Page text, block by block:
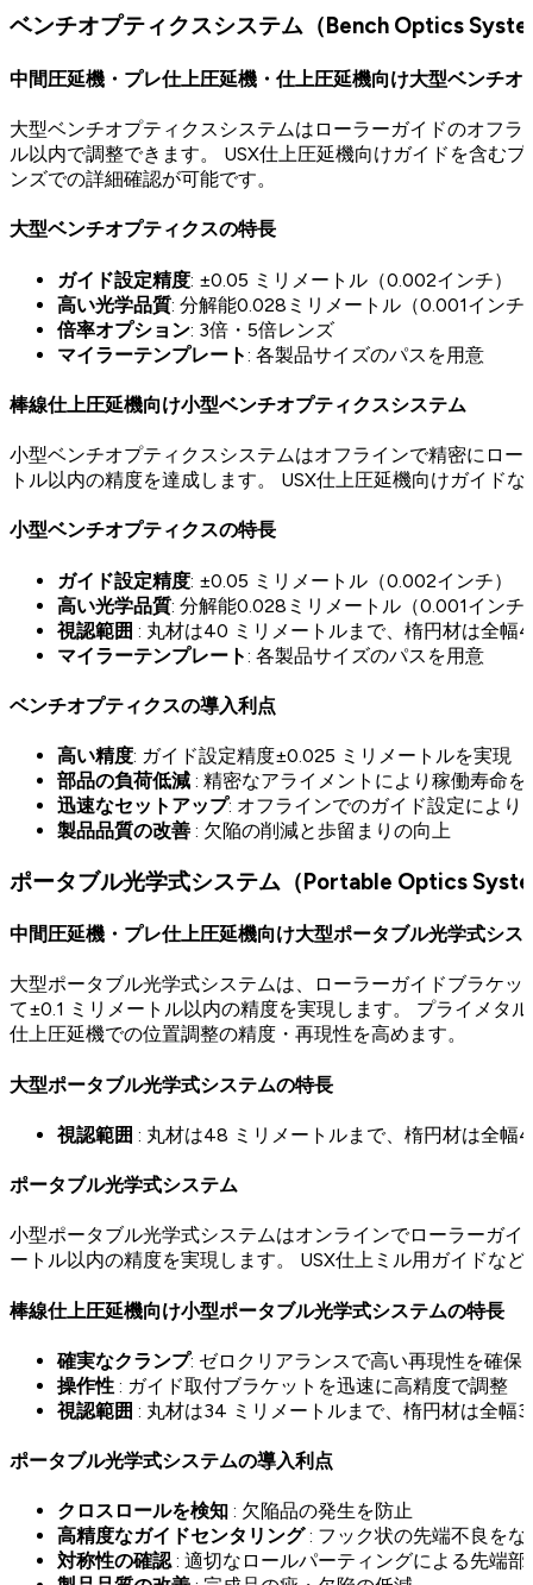
ベンチオプティクスシステム（Bench Optics
中間圧延機・プレ仕上圧延機・仕上圧延機向け大型ベンチオ
大型ベンチオプティクスシステムはローラーガイドのオフ
ル以内で調整できます。 USX仕上圧延機向けガイドを含む
ンズでの詳細確認が可能です。
大型ベンチオプティクスの特長
ガイド設定精度: ±0.05 ミリメートル（0.002インチ）
高い光学品質: 分解能0.028ミリメートル（0.001インチ
倍率オプション: 3倍・5倍レンズ
マイラーテンプレート: 各製品サイズのパスを用意
棒線仕上圧延機向け小型ベンチオプティクスシステム
小型ベンチオプティクスシステムはオフラインで精密にロ
トル以内の精度を達成します。 USX仕上圧延機向けガイド
小型ベンチオプティクスの特長
ガイド設定精度: ±0.05 ミリメートル（0.002インチ）
高い光学品質: 分解能0.028ミリメートル（0.001インチ
視認範囲 : 丸材は40 ミリメートルまで、楕円材は全幅
マイラーテンプレート: 各製品サイズのパスを用意
ベンチオプティクスの導入利点
高い精度: ガイド設定精度±0.025 ミリメートルを実現
部品の負荷低減 : 精密なアライメントにより稼働寿命を
迅速なセットアップ: オフラインでのガイド設定により
製品品質の改善 : 欠陥の削減と歩留まりの向上
ポータブル光学式システム（Portable Optics
中間圧延機・プレ仕上圧延機向け大型ポータブル光学式シス
大型ポータブル光学式システムは、ローラーガイドブラケッ
て±0.1 ミリメートル以内の精度を実現します。 プライメタ
仕上圧延機での位置調整の精度・再現性を高めます。
大型ポータブル光学式システムの特長
視認範囲 : 丸材は48 ミリメートルまで、楕円材は全幅
ポータブル光学式システム
小型ポータブル光学式システムはオンラインでローラーガ
ートル以内の精度を実現します。 USX仕上ミル用ガイドな
棒線仕上圧延機向け小型ポータブル光学式システムの特長
確実なクランプ: ゼロクリアランスで高い再現性を確保
操作性 : ガイド取付ブラケットを迅速に高精度で調整
視認範囲 : 丸材は34 ミリメートルまで、楕円材は全幅
ポータブル光学式システムの導入利点
クロスロールを検知 : 欠陥品の発生を防止
高精度なガイドセンタリング: フック状の先端不良を
対称性の確認: 適切なロールパーティングによる先端部